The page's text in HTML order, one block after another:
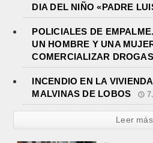
DIA DEL NIÑO «PADRE
POLICIALES DE
UN HOMBRE Y UNA
COMERCIALIZAR DROGAS
INCENDIO EN LA
MALVINAS DE LOBOS
Leer más